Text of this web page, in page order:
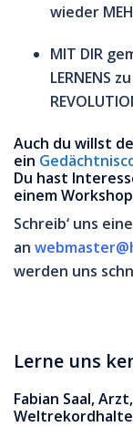
wieder
MIT DIR
LERNENS
Auch du willst
ein
Du hast
einem
Schreib‘ uns
an
werden uns
Lerne uns
Fabian Saal,